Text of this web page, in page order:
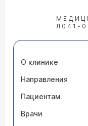
Л041-
О клинике
Направления
Пациентам
Врачи